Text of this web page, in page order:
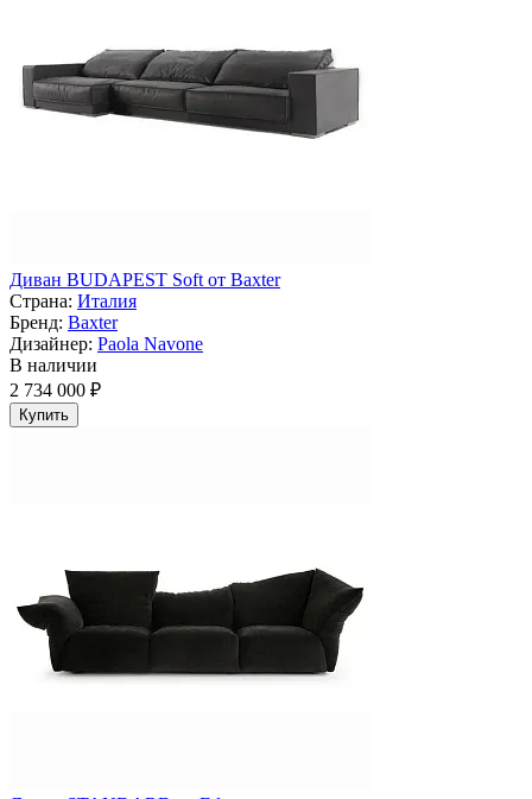
Диван BUDAPEST Soft от Baxter
Страна: Италия
Бренд: Baxter
Дизайнер: Paola Navone
В наличии
2 734 000 ₽
Купить